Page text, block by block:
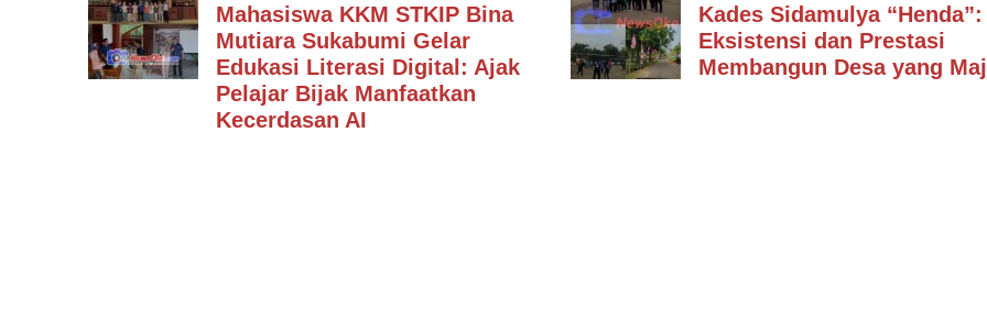
Mahasiswa KKM STKIP Bina
Mutiara Sukabumi Gelar
Edukasi Literasi Digital: Ajak
Pelajar Bijak Manfaatkan
Kecerdasan AI
Kades Sidamulya “Henda”:
Eksistensi dan Prestasi
Membangun Desa yang